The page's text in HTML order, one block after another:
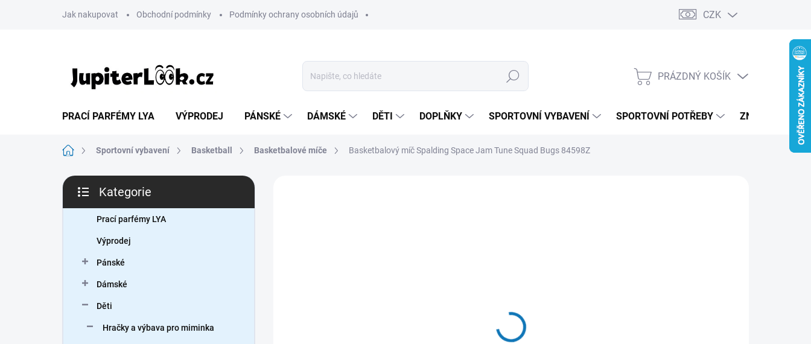
Jak nakupovat Obchodní podmínky Podmínky ochrany osobních údajů CZK
Hledat
NÁKUPNÍ
PRÁZDNÝ KOŠÍK
PRACÍ PARFÉMY LYA VÝPRODEJ PÁNSKÉ DÁMSKÉ DĚTI DOPLŇKY SPORTOVNÍ VYBAVENÍ SPORTOVNÍ POTŘEBY ZNAČKY
Domů Sportovní vybavení Basketball Basketbalové míče Basketbalový míč Spalding Space Jam Tune Squad Bugs 84598Z
P
s
kategorie
Kategorie
Prací parfémy LYA
Výprodej
Pánské
Dámské
Děti
Hračky a výbava pro miminka